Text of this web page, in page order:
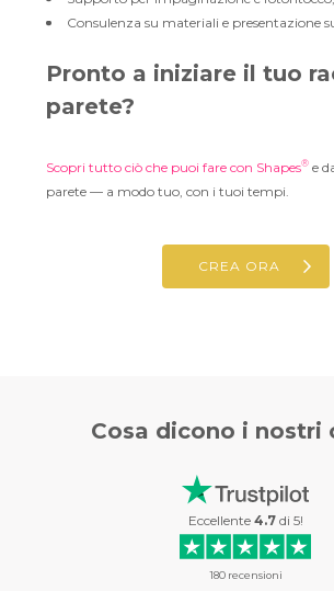
Consulenza su materiali e presentazione
Pronto a iniziare il tuo
parete?
Scopri tutto ciò che puoi fare con Shapes® e
parete — a modo tuo, con i tuoi tempi.
CREA ORA
Cosa dicono i nostri
Eccellente 4.7 di 5!
180 recensioni